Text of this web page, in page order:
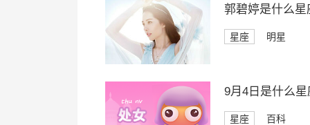
郭碧婷是什么星
星座 明星
9月4日是什么星
星座 百科